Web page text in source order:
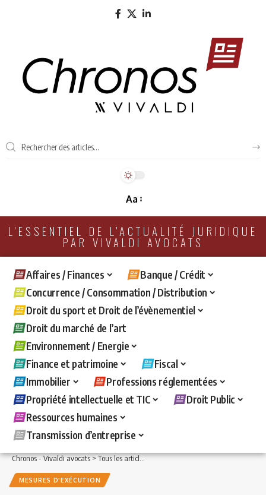
Aa
L'ESSENTIEL DE L'ACTUALITÉ JURIDIQUE
PAR VIVALDI AVOCATS
Affaires / Finances
Banque / Crédit
Concurrence / Consommation / Distribution
Droit du sport et Droit de l’évènementiel
Droit du marché de l’art
Environnement / Energie
Finance et patrimoine
Fiscal
Immobilier
Professions réglementées
Propriété intellectuelle et TIC
Droit Public
Ressources humaines
Transmission d’entreprise
Chronos - Vivaldi avocats>Tous les articles >Banque / Crédit>Mesures
MESURES D'EXÉCUTION